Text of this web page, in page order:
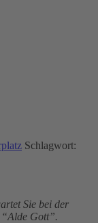
Schlagwort:
Sie bei der
Gott”.